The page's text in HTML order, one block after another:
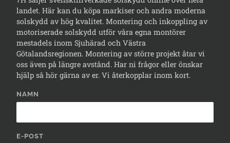
landet. Här kan du köpa markiser och andra moderna
solskydd av hög kvalitet. Montering och inkoppling av
motoriserade solskydd utför våra egna montörer
mestadels inom Sjuhärad och Västra
Götalandsregionen. Montering av större projekt åtar vi
oss även på längre avstånd. Har ni frågor eller önskar
hjälp så hör gärna av er. Vi återkopplar inom kort.
NAMN
E-POST